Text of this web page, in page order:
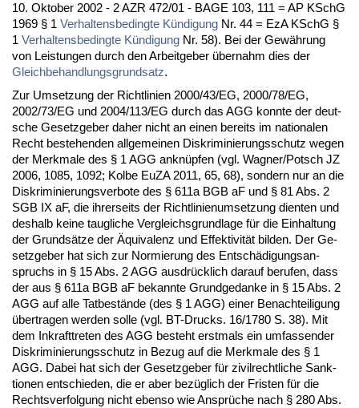
10. Ok­to­ber 2002 - 2 AZR 472/01 - BA­GE 103, 111 = AP KSchG
1969 § 1 Ver­hal­tens­be­ding­te Kündi­gung Nr. 44 = EzA KSchG §
1 Ver­hal­tens­be­ding­te Kündi­gung Nr. 58). Bei der Gewährung
von Leis­tun­gen durch den Ar­beit­ge­ber über­nahm dies der
Gleich­be­hand­lungs­grund­satz.
Zur Um­set­zung der Richt­li­ni­en 2000/43/EG, 2000/78/EG,
2002/73/EG und 2004/113/EG durch das AGG konn­te der deut­
sche Ge­setz­ge­ber da­her nicht an ei­nen be­reits im na­tio­na­len
Recht be­ste­hen­den all­ge­mei­nen Dis­kri­mi­nie­rungs­schutz we­gen
der Merk­ma­le des § 1 AGG an­knüpfen (vgl. Wag­ner/Potsch JZ
2006, 1085, 1092; Kol­be Eu­ZA 2011, 65, 68), son­dern nur an die
Dis­kri­mi­nie­rungs­ver­bo­te des § 611a BGB aF und § 81 Abs. 2
SGB IX aF, die ih­rer­seits der Richt­li­ni­en­um­set­zung dien­ten und
des­halb kei­ne taug­li­che Ver­gleichs­grund­la­ge für die Ein­hal­tung
der Grundsätze der Äqui­va­lenz und Ef­fek­ti­vität bil­den. Der Ge­
setz­ge­ber hat sich zur Nor­mie­rung des Entschädi­gungs­an­
spruchs in § 15 Abs. 2 AGG aus­drück­lich dar­auf be­ru­fen, dass
der aus § 611a BGB aF be­kann­te Grund­ge­dan­ke in § 15 Abs. 2
AGG auf al­le Tat­bestände (des § 1 AGG) ei­ner Be­nach­tei­li­gung
über­tra­gen wer­den sol­le (vgl. BT-Drucks. 16/1780 S. 38). Mit
dem In­kraft­tre­ten des AGG be­steht erst­mals ein um­fas­sen­der
Dis­kri­mi­nie­rungs­schutz in Be­zug auf die Merk­ma­le des § 1
AGG. Da­bei hat sich der Ge­setz­ge­ber für zi­vil­recht­li­che Sank­
tio­nen ent­schie­den, die er aber bezüglich der Fris­ten für die
Rechts­ver­fol­gung nicht eben­so wie Ansprüche nach § 280 Abs.